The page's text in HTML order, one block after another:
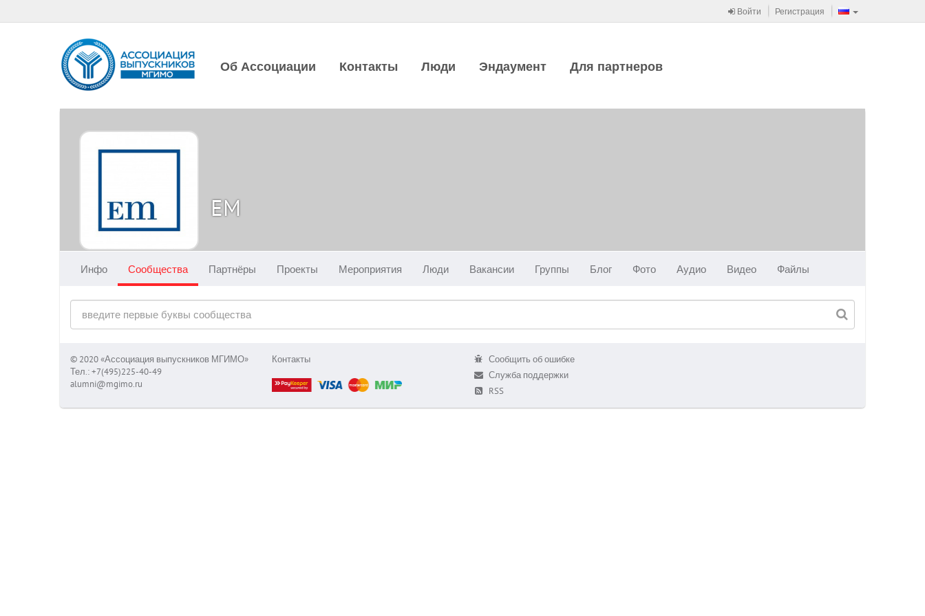
Войти Регистрация
Об Ассоциации Контакты Люди Эндаумент Для партнеров
EM
Инфо Сообщества Партнёры Проекты Мероприятия Люди Вакансии Группы Блог Фото Аудио Видео Файлы
© 2020 «Ассоциация выпускников МГИМО»
Тел.: +7(495)225-40-49
alumni@mgimo.ru
Контакты
Сообщить об ошибке
Служба поддержки
RSS